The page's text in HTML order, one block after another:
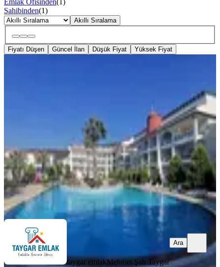
Emlak Ofisinden(
)
Sahibinden(1)
Akıllı Sıralama
Fiyatı Düşen Güncel İlan Düşük Fiyat Yüksek Fiyat
·31.07.2026
76.500 ₺
taygar emlakMehmet Şah Taygar
Ara
taygar emlakMehmet Şah Taygar
Ara